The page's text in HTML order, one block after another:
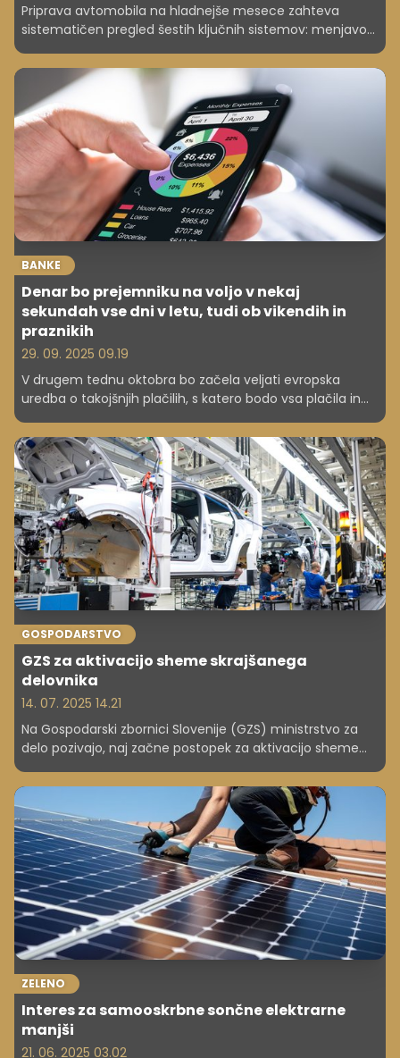
Priprava avtomobila na hladnejše mesece zahteva
sistematičen pregled šestih ključnih sistemov: menjavo
preverjanje akumulatorja in njegove napetosti,
zamenjavo motornega olja na zimsko specifikacijo (5W-
30), dolivanje zimske tekočine za pranje stekel z zaščito
do -20C, pregled hladilne tekočine (zaščita do -25C) ter
pripravo zimske opreme v prtljažniku. Vse te korake je
najbolje opraviti v oktobru ali začetku novembra, pred
prvimi nizkimi temperaturami.
BANKE
Denar bo prejemniku na voljo v nekaj
sekundah vse dni v letu, tudi ob vikendih in
praznikih
29. 09. 2025 09.19
V drugem tednu oktobra bo začela veljati evropska
uredba o takojšnjih plačilih, s katero bodo vsa plačila in
takoj. Plačilne transakcije pa bodo ob tem tudi bolj varne.
GOSPODARSTVO
GZS za aktivacijo sheme skrajšanega
delovnika
14. 07. 2025 14.21
Na Gospodarski zbornici Slovenije (GZS) ministrstvo za
delo pozivajo, naj začne postopek za aktivacijo sheme
skrajšanega delovnika. Kot poudarjajo, je aktivacija
mehanizma v času zaostrenih gospodarskih razmer
nujna za ohranitev konkurenčnosti in delovnih mest.
Zakon, ki vzpostavlja shemo skrajšanega delovnika, je
začel veljati v soboto.
ZELENO
Interes za samooskrbne sončne elektrarne
manjši
21. 06. 2025 03.02